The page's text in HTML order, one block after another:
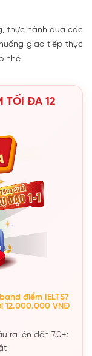
thực hành qua các
giao tiếp thực
nhé.
TỐI ĐA 12
điểm IELTS?
12.000.000 VNĐ
ra lên đến 7.0+: